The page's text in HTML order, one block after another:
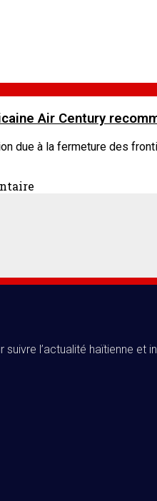
Air Century
due à la fermeture des
l’actualité haïtienne et